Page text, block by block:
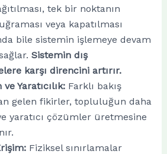
tek bir noktanın
veya kapatılması
bile sistemin işlemeye devam
Sistemin dış
karşı direncini artırır.
Yaratıcılık:Farklı bakış
gelen fikirler, topluluğun daha
yaratıcı çözümler üretmesine
Fiziksel sınırlamalar